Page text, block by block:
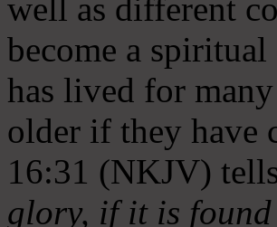
well as different
become a spiritual
has lived for
older if they have
16:31 (NKJV)
glory, if it is found